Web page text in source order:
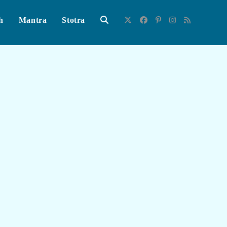
Mantra Stotra Toggle